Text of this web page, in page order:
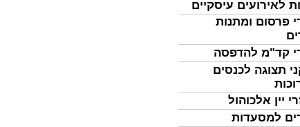
לאירועים עיסקיים
פרסום ומתנות
קד"מ להדפסה
תצוגה לכנסים
יין אלכוהול
למסעדות